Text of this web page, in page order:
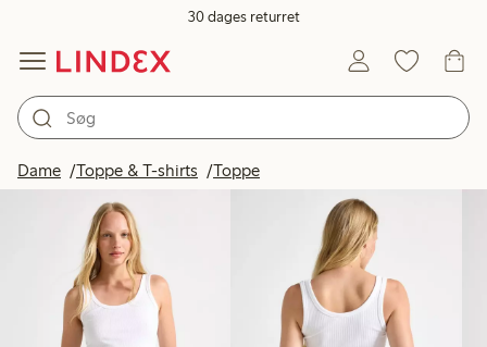
30 dages returret
Dame Toppe & T-shirts Toppe